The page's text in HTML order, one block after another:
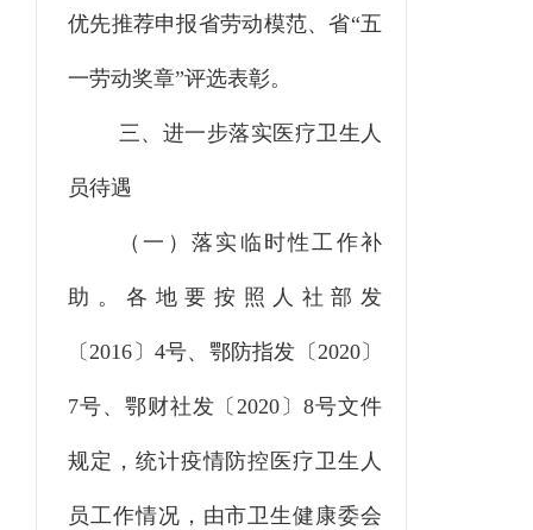
优先推荐申报省劳动模范、省“五
一劳动奖章”评选表彰。
三、进一步落实医疗卫生人
员待遇
（一）落实临时性工作补
助。各地要按照人社部发
〔2016 〕 4号、鄂防指发〔 2020〕
7号、鄂财社发〔2020 〕8号文件
规定 ， 统计疫情防控医疗卫生人
员工作情况，由市卫生健康委会